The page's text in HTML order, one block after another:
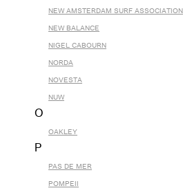
NEW AMSTERDAM SURF ASSOCIATION
NEW BALANCE
NIGEL CABOURN
NORDA
NOVESTA
NUW
O
OAKLEY
P
PAS DE MER
POMPEII